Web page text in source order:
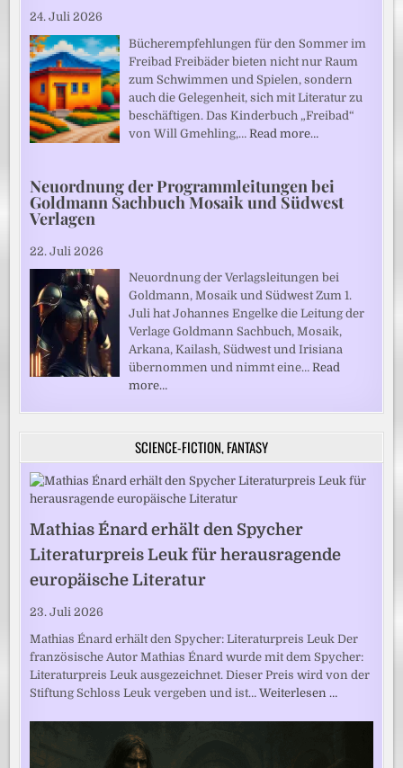
24. Juli 2026
Bücherempfehlungen für den Sommer im
Freibad Freibäder bieten nicht nur Raum
zum Schwimmen und Spielen, sondern
auch die Gelegenheit, sich mit Literatur zu
beschäftigen. Das Kinderbuch „Freibad“
von Will Gmehling,…Read more…
Neuordnung der Programmleitungen bei
Goldmann Sachbuch Mosaik und Südwest
Verlagen
22. Juli 2026
Neuordnung der Verlagsleitungen bei
Goldmann, Mosaik und Südwest Zum 1.
Juli hat Johannes Engelke die Leitung der
Verlage Goldmann Sachbuch, Mosaik,
Arkana, Kailash, Südwest und Irisiana
übernommen und nimmt eine…Read
more…
SCIENCE-FICTION, FANTASY
Mathias Énard erhält den Spycher
Literaturpreis Leuk für herausragende
europäische Literatur
23. Juli 2026
Mathias Énard erhält den Spycher: Literaturpreis Leuk Der
französische Autor Mathias Énard wurde mit dem Spycher:
Literaturpreis Leuk ausgezeichnet. Dieser Preis wird von der
Stiftung Schloss Leuk vergeben und ist…Weiterlesen …